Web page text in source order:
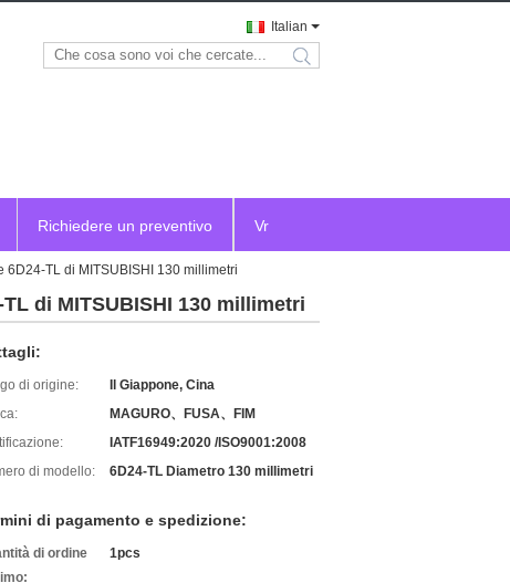
Italian
search
Richiedere un preventivo Vr
TL di MITSUBISHI 130 millimetri
di MITSUBISHI 130 millimetri
di origine:
Il Giappone, Cina
MAGURO、FUSA、FIM
IATF16949:2020 /ISO9001:2008
di modello:
6D24-TL Diametro 130 millimetri
di pagamento e spedizione:
di ordine
1pcs